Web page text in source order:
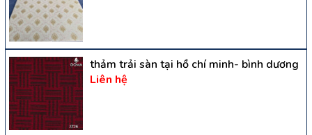
thảm trải sàn tại hồ chí minh- bình dương
Liên hệ